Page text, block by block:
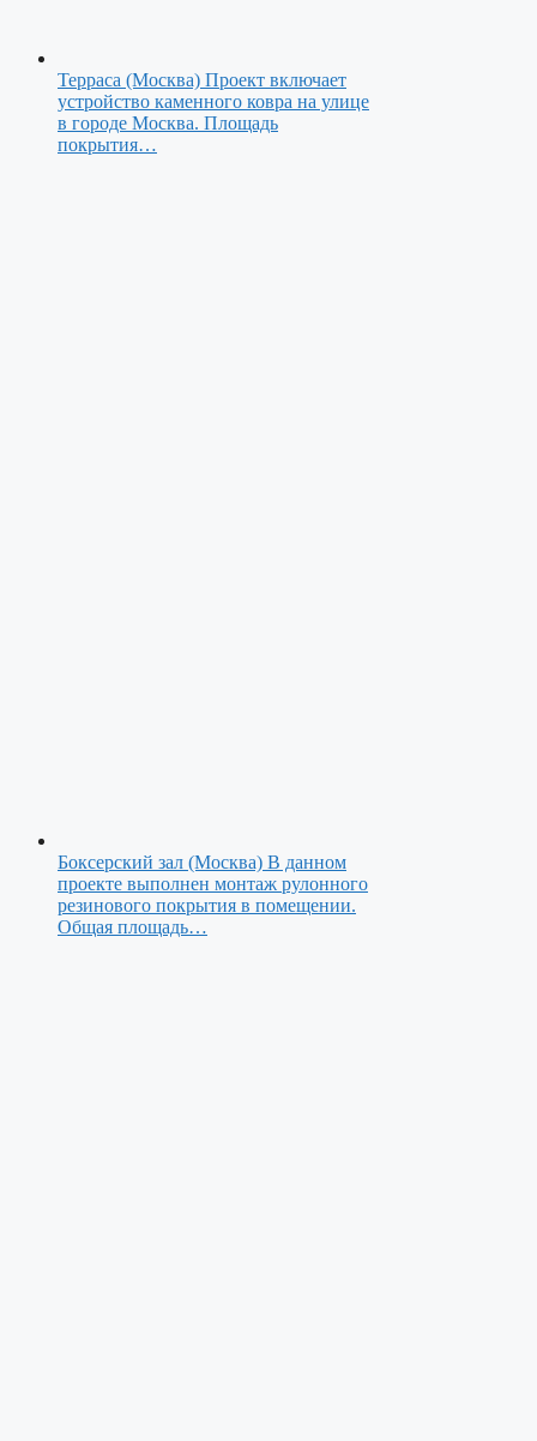
Терраса (Москва) Проект включает
устройство каменного ковра на улице
в городе Москва. Площадь
покрытия…
Боксерский зал (Москва) В данном
проекте выполнен монтаж рулонного
резинового покрытия в помещении.
Общая площадь…